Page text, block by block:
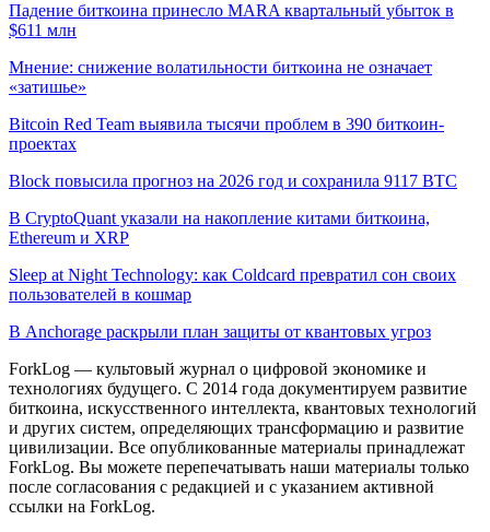
Падение биткоина принесло MARA квартальный убыток в
$611 млн
Мнение: снижение волатильности биткоина не означает
«затишье»
Bitcoin Red Team выявила тысячи проблем в 390 биткоин-
проектах
Block повысила прогноз на 2026 год и сохранила 9117 BTC
В CryptoQuant указали на накопление китами биткоина,
Ethereum и XRP
Sleep at Night Technology: как Coldcard превратил сон своих
пользователей в кошмар
В Anchorage раскрыли план защиты от квантовых угроз
ForkLog — культовый журнал о цифровой экономике и
технологиях будущего. С 2014 года документируем развитие
биткоина, искусственного интеллекта, квантовых технологий
и других систем, определяющих трансформацию и развитие
цивилизации. Все опубликованные материалы принадлежат
ForkLog. Вы можете перепечатывать наши материалы только
после согласования с редакцией и с указанием активной
ссылки на ForkLog.